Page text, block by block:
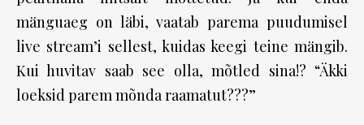
mänguaeg on läbi, vaatab parema puudumisel
live stream’i sellest, kuidas keegi teine mängib.
Kui huvitav saab see olla, mõtled sina!? “Äkki
loeksid parem mõnda raamatut???”